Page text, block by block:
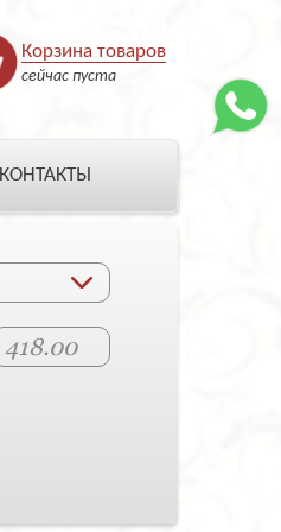
Корзина товаров
сейчас пуста
КОНТАКТЫ